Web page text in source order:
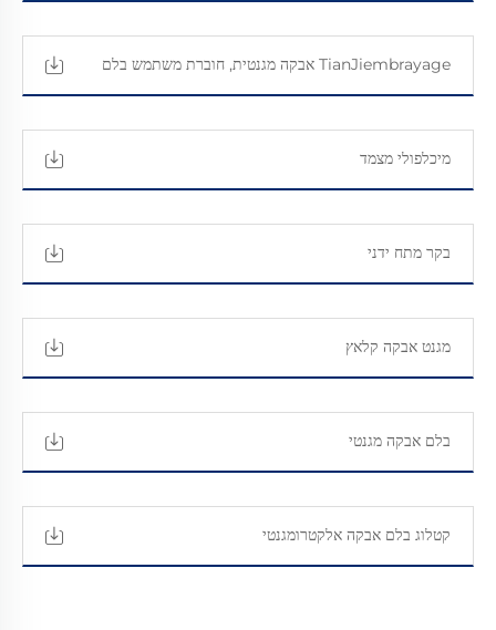
TianJiembrayage אבקה מגנטית, חוברת משתמש בלם
מיכלפולי מצמד
בקר מתח ידני
מגנט אבקה קלאץ
בלם אבקה מגנטי
קטלוג בלם אבקה אלקטרומגנטי